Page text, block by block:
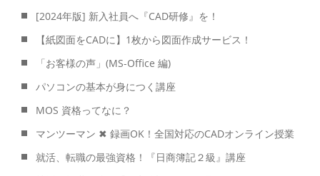
[2024年版] 新入社員へ『CAD研修』を！
【紙図面をCADに】1枚から図面作成サービス！
「お客様の声」(MS-Office 編)
パソコンの基本が身につく講座
MOS 資格ってなに？
マンツーマン ✖ 録画OK！全国対応のCADオンライン授業
就活、転職の最強資格！『日商簿記２級』講座